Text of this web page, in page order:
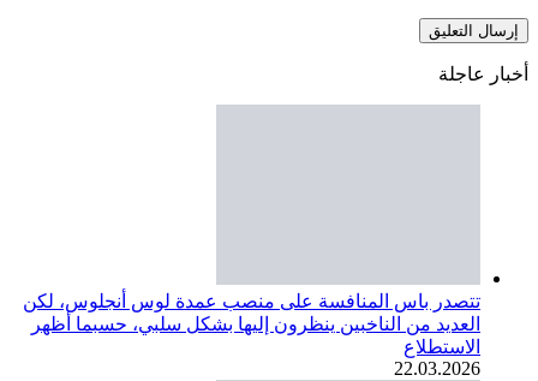
أخبار عاجلة
تتصدر باس المنافسة على منصب عمدة لوس أنجلوس، لكن
العديد من الناخبين ينظرون إليها بشكل سلبي، حسبما أظهر
الاستطلاع
22.03.2026